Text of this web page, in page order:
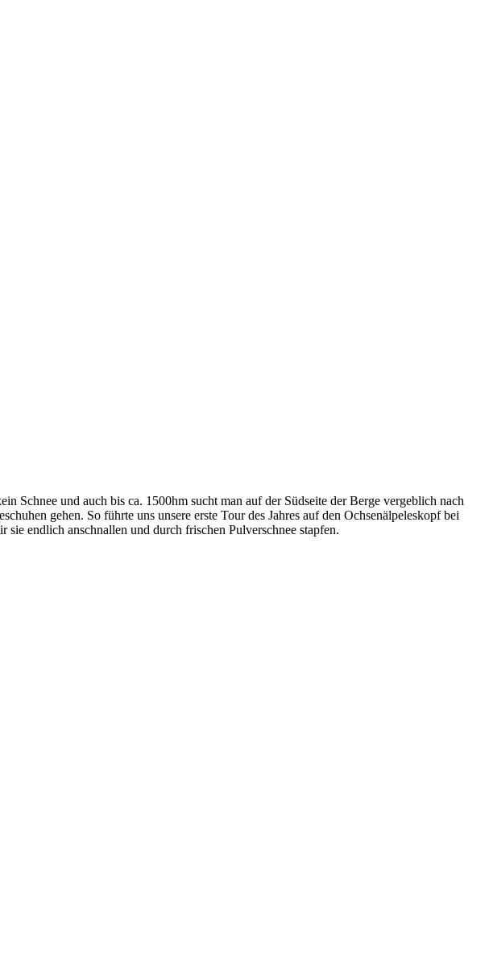
Schnee und auch bis ca. 1500hm sucht man auf der Südseite der Berge vergeblich nach
gehen. So führte uns unsere erste Tour des Jahres auf den Ochsenälpeleskopf bei
endlich anschnallen und durch frischen Pulverschnee stapfen.